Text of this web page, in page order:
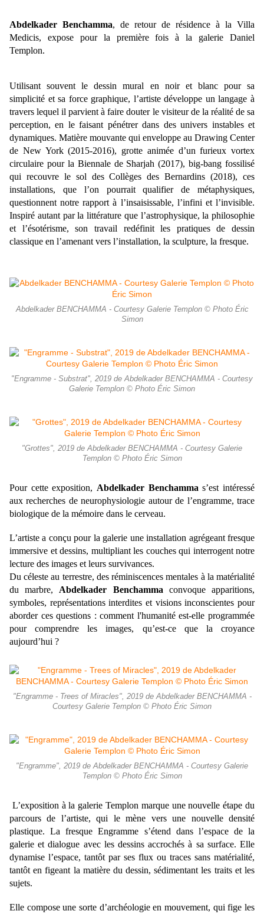
Abdelkader Benchamma, de retour de résidence à la Villa
Medicis, expose pour la première fois à la galerie Daniel
Templon.
Utilisant souvent le dessin mural en noir et blanc pour sa
simplicité et sa force graphique, l’artiste développe un langage à
travers lequel il parvient à faire douter le visiteur de la réalité de sa
perception, en le faisant pénétrer dans des univers instables et
dynamiques. Matière mouvante qui enveloppe au Drawing Center
de New York (2015-2016), grotte animée d’un furieux vortex
circulaire pour la Biennale de Sharjah (2017), big-bang fossilisé
qui recouvre le sol des Collèges des Bernardins (2018), ces
installations, que l’on pourrait qualifier de métaphysiques,
questionnent notre rapport à l’insaisissable, l’infini et l’invisible.
Inspiré autant par la littérature que l’astrophysique, la philosophie
et l’ésotérisme, son travail redéfinit les pratiques de dessin
classique en l’amenant vers l’installation, la sculpture, la fresque.
Abdelkader BENCHAMMA - Courtesy Galerie Templon © Photo Éric
Simon
"Engramme - Substrat", 2019 de Abdelkader BENCHAMMA - Courtesy
Galerie Templon © Photo Éric Simon
"Grottes", 2019 de Abdelkader BENCHAMMA - Courtesy Galerie
Templon © Photo Éric Simon
Pour cette exposition, Abdelkader Benchammas’est intéressé
aux recherches de neurophysiologie autour de l’engramme, trace
biologique de la mémoire dans le cerveau.
L’artiste a conçu pour la galerie une installation agrégeant fresque
immersive et dessins, multipliant les couches qui interrogent notre
lecture des images et leurs survivances.
Du céleste au terrestre, des réminiscences mentales à la matérialité
du marbre, Abdelkader Benchamma convoque apparitions,
symboles, représentations interdites et visions inconscientes pour
aborder ces questions : comment l'humanité est-elle programmée
pour comprendre les images, qu’est-ce que la croyance
aujourd’hui ?
"Engramme - Trees of Miracles", 2019 de Abdelkader BENCHAMMA -
Courtesy Galerie Templon © Photo Éric Simon
"Engramme", 2019 de Abdelkader BENCHAMMA - Courtesy Galerie
Templon © Photo Éric Simon
L’exposition à la galerie Templon marque une nouvelle étape du
parcours de l’artiste, qui le mène vers une nouvelle densité
plastique. La fresque Engramme s’étend dans l’espace de la
galerie et dialogue avec les dessins accrochés à sa surface. Elle
dynamise l’espace, tantôt par ses flux ou traces sans matérialité,
tantôt en figeant la matière du dessin, sédimentant les traits et les
sujets.
Elle compose une sorte d’archéologie en mouvement, qui fige les